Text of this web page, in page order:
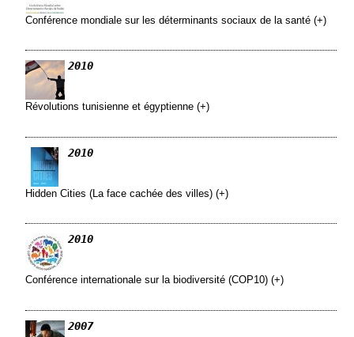
Conférence mondiale sur les déterminants sociaux de la santé (+)
2010
Révolutions tunisienne et égyptienne (+)
2010
Hidden Cities (La face cachée des villes) (+)
2010
Conférence internationale sur la biodiversité (COP10) (+)
2007